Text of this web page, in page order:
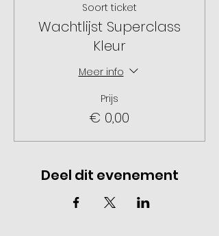
Soort ticket
Wachtlijst Superclass
Kleur
Meer info
Prijs
€ 0,00
Deel dit evenement